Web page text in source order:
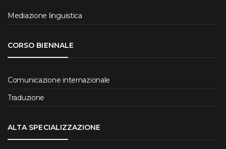
Mediazione linguistica
CORSO BIENNALE
Comunicazione internazionale
Traduzione
ALTA SPECIALIZZAZIONE